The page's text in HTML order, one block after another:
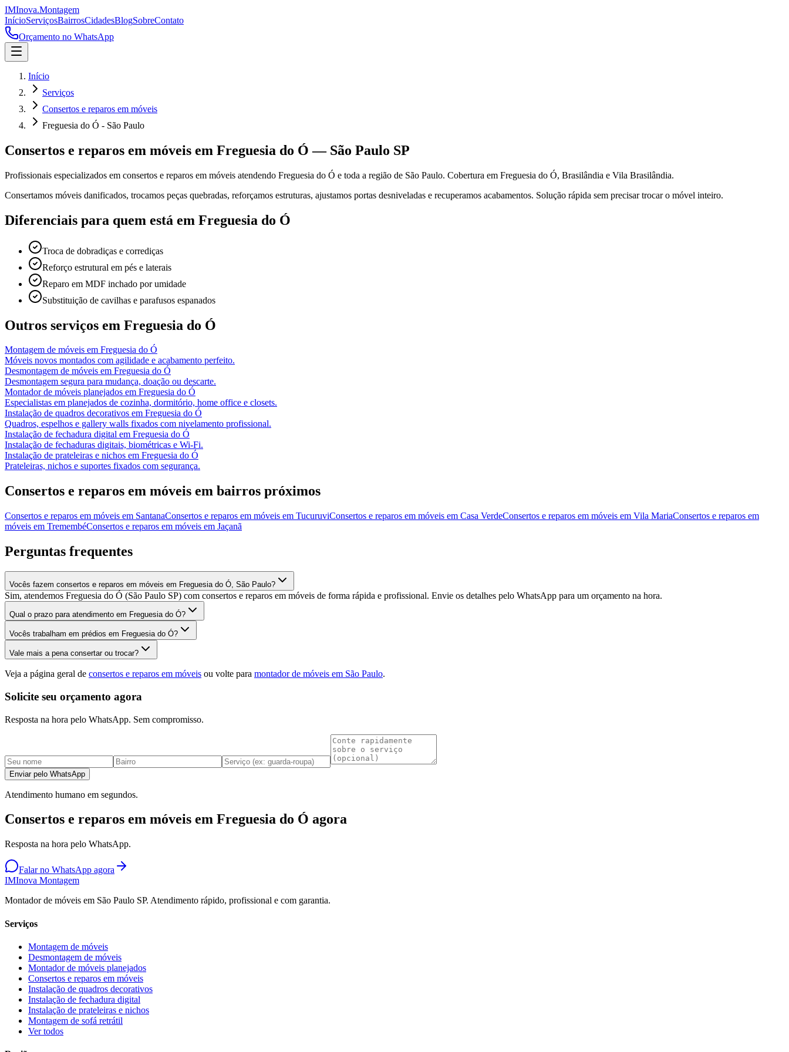
IMInova.Montagem
InícioServiçosBairrosCidadesBlogSobreContato
Orçamento no WhatsApp
Início
Serviços
Consertos e reparos em móveis
Freguesia do Ó - São Paulo
Consertos e reparos em móveis em Freguesia do Ó — São Paulo SP
Profissionais especializados em consertos e reparos em móveis atendendo Freguesia do Ó e toda a região de São Paulo. Cobertura em Freguesia do Ó, Brasilândia e Vila Brasilândia.
Consertamos móveis danificados, trocamos peças quebradas, reforçamos estruturas, ajustamos portas desniveladas e recuperamos acabamentos. Solução rápida sem precisar trocar o móvel inteiro.
Diferenciais para quem está em Freguesia do Ó
Troca de dobradiças e corrediças
Reforço estrutural em pés e laterais
Reparo em MDF inchado por umidade
Substituição de cavilhas e parafusos espanados
Outros serviços em Freguesia do Ó
Montagem de móveis em Freguesia do Ó
Móveis novos montados com agilidade e acabamento perfeito.
Desmontagem de móveis em Freguesia do Ó
Desmontagem segura para mudança, doação ou descarte.
Montador de móveis planejados em Freguesia do Ó
Especialistas em planejados de cozinha, dormitório, home office e closets.
Instalação de quadros decorativos em Freguesia do Ó
Quadros, espelhos e gallery walls fixados com nivelamento profissional.
Instalação de fechadura digital em Freguesia do Ó
Instalação de fechaduras digitais, biométricas e Wi-Fi.
Instalação de prateleiras e nichos em Freguesia do Ó
Prateleiras, nichos e suportes fixados com segurança.
Consertos e reparos em móveis em bairros próximos
Consertos e reparos em móveis em SantanaConsertos e reparos em móveis em TucuruviConsertos e reparos em móveis em Casa VerdeConsertos e reparos em móveis em Vila MariaConsertos e reparos em
móveis em TremembéConsertos e reparos em móveis em Jaçanã
Perguntas frequentes
Vocês fazem consertos e reparos em móveis em Freguesia do Ó, São Paulo?
Sim, atendemos Freguesia do Ó (São Paulo SP) com consertos e reparos em móveis de forma rápida e profissional. Envie os detalhes pelo WhatsApp para um orçamento na hora.
Qual o prazo para atendimento em Freguesia do Ó?
Vocês trabalham em prédios em Freguesia do Ó?
Vale mais a pena consertar ou trocar?
Veja a página geral de consertos e reparos em móveis ou volte para montador de móveis em São Paulo.
Solicite seu orçamento agora
Resposta na hora pelo WhatsApp. Sem compromisso.
Enviar pelo WhatsApp
Atendimento humano em segundos.
Consertos e reparos em móveis em Freguesia do Ó agora
Resposta na hora pelo WhatsApp.
Falar no WhatsApp agora
IMInova Montagem
Montador de móveis em São Paulo SP. Atendimento rápido, profissional e com garantia.
Serviços
Montagem de móveis
Desmontagem de móveis
Montador de móveis planejados
Consertos e reparos em móveis
Instalação de quadros decorativos
Instalação de fechadura digital
Instalação de prateleiras e nichos
Montagem de sofá retrátil
Ver todos